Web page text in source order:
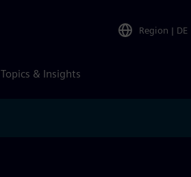
Region | DE
Topics & Insights